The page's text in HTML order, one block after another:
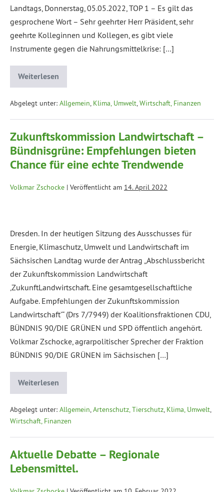
Landtags, Donnerstag, 05.05.2022, TOP 1 – Es gilt das
gesprochene Wort – Sehr geehrter Herr Präsident, sehr
geehrte Kolleginnen und Kollegen, es gibt viele
Instrumente gegen die Nahrungsmittelkrise: […]
Weiterlesen
Abgelegt unter: Allgemein, Klima, Umwelt,Wirtschaft, Finanzen
Zukunftskommission Landwirtschaft –
Bündnisgrüne: Empfehlungen bieten
Chance für eine echte Trendwende
Volkmar Zschocke | Veröffentlicht am 14. April 2022
Dresden. In der heutigen Sitzung des Ausschusses für
Energie, Klimaschutz, Umwelt und Landwirtschaft im
Sächsischen Landtag wurde der Antrag „Abschlussbericht
der Zukunftskommission Landwirtschaft
‚ZukunftLandwirtschaft. Eine gesamtgesellschaftliche
Aufgabe. Empfehlungen der Zukunftskommission
Landwirtschaft’“ (Drs 7/7949) der Koalitionsfraktionen CDU,
BÜNDNIS 90/DIE GRÜNEN und SPD öffentlich angehört.
Volkmar Zschocke, agrarpolitischer Sprecher der Fraktion
BÜNDNIS 90/DIE GRÜNEN im Sächsischen […]
Weiterlesen
Abgelegt unter: Allgemein,Artenschutz, Tierschutz, Klima, Umwelt,
Wirtschaft, Finanzen
Aktuelle Debatte – Regionale
Lebensmittel.